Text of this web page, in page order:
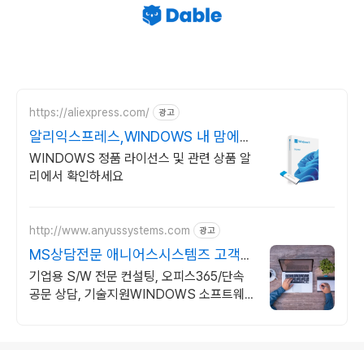
https://aliexpress.com/ 광고
알리익스프레스,WINDOWS 내 맘에
쏙드는 오늘의 특가
WINDOWS 정품 라이선스 및 관련 상품 알
리에서 확인하세요
http://www.anyussystems.com 광고
MS상담전문 애니어스시스템즈 고객과
소통하는 IT 파트너
기업용 S/W 전문 컨설팅, 오피스365/단속
공문 상담, 기술지원WINDOWS 소프트웨